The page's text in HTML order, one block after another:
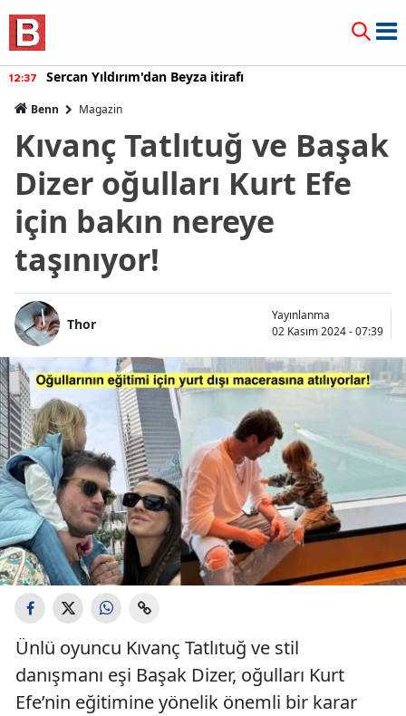
12:37 Sercan Yıldırım'dan Beyza itirafı
Benn Magazin
Kıvanç Tatlıtuğ ve Başak
Dizer oğulları Kurt Efe
için bakın nereye
taşınıyor!
Thor
Yayınlanma
02 Kasım 2024 - 07:39
Ünlü oyuncu Kıvanç Tatlıtuğ ve stil
danışmanı eşi Başak Dizer, oğulları Kurt
Efe’nin eğitimine yönelik önemli bir karar